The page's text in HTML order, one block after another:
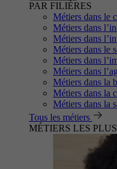
PAR FILIÈRES
Métiers dans le
Métiers dans
Métiers dans
Métiers dans le
Métiers dans
Métiers dans
Métiers dans la
Métiers dans la
Métiers dans la
Tous les métiers
MÉTIERS LES